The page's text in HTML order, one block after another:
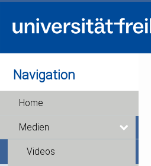
Navigation
Home
Medien
Videos